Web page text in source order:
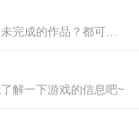
想要别人的意见？不确定自己的水平？未完成的作品？都可以在这里发布让大家尝尝鲜哦~
解一下游戏的信息吧~